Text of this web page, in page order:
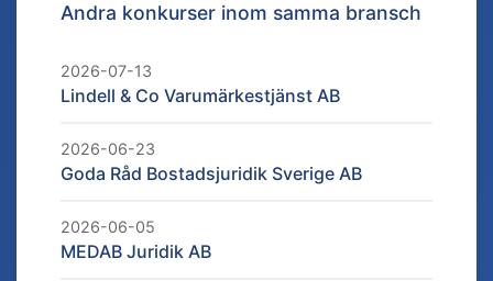
Andra konkurser inom samma bransch
2026-07-13
Lindell & Co Varumärkestjänst AB
2026-06-23
Goda Råd Bostadsjuridik Sverige AB
2026-06-05
MEDAB Juridik AB